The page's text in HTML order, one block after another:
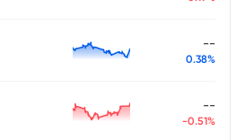
--
0.38%
--
-0.51%